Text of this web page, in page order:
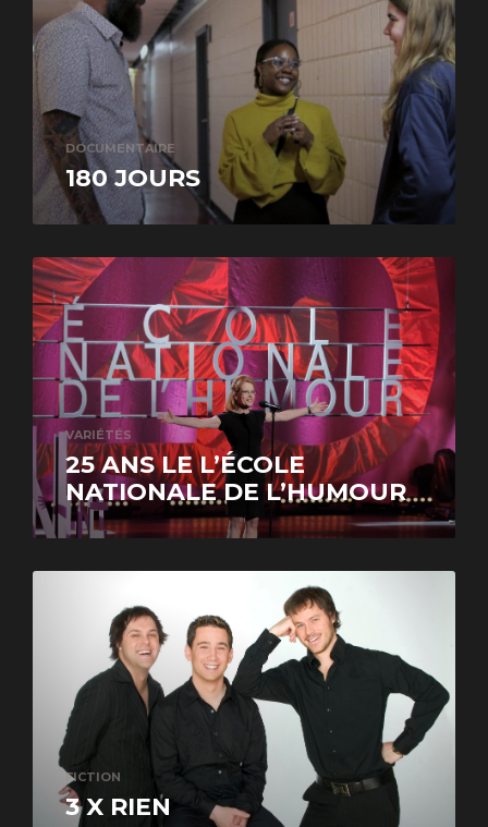
DOCUMENTAIRE
180 JOURS
VARIÉTÉS
25 ANS LE L’ÉCOLE
NATIONALE DE L’HUMOUR
FICTION
3 X RIEN